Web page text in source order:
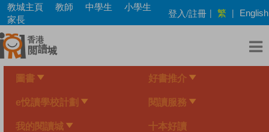
Skip
main
content
教城主頁 教師 中學生
小學生
家長
登入/註冊 | 繁 | English
圖書 好書推介
e悅讀學校計劃 閱讀服務
我的閱讀城 十本好讀